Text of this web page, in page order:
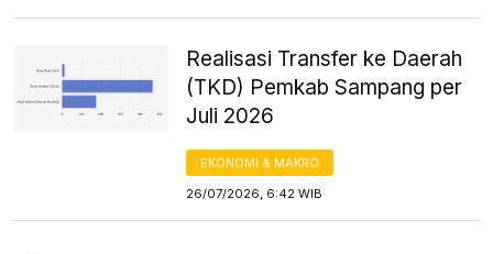
Realisasi Transfer ke Daerah
(TKD) Pemkab Sampang per
Juli 2026
EKONOMI & MAKRO
26/07/2026, 6:42 WIB